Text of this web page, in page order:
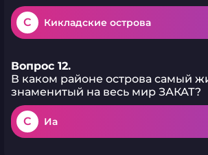
C Кикладские острова
Вопрос 12.
В каком районе острова самый
знаменитый на весь мир ЗАКАТ?
C Иа